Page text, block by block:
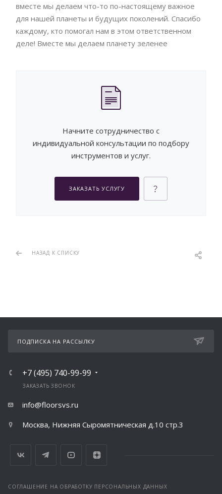
вместе мы делаем что-то по-настоящему важное
для нашей планеты и будущих поколений. Спасибо
каждому, кто помогал нам в этом ответственном
деле! Вместе мы делаем планету зеленее
Начните сотрудничество с
индивидуальной консультации по подбору
инструментов и услуг.
ЗАКАЗАТЬ УСЛУГУ
НАЗАД К СПИСКУ
ПОДПИСКА НА РАССЫЛКУ
+7 (495) 740-99-99
ЗАКАЗАТЬ ЗВОНОК
info@floorsvs.ru
Москва, Нижняя Сыромятническая д.10 стр.3
СОГЛАШЕНИЕ НА ОБРАБОТКУ ПЕРСОНАЛЬНЫХ ДАННЫХ